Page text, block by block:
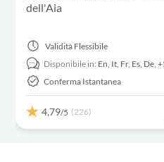
dell'Aia
Validità Flessibile
Disponibile in: En, It, Fr, Es, De,
Conferma Istantanea
4,79/5 (226)